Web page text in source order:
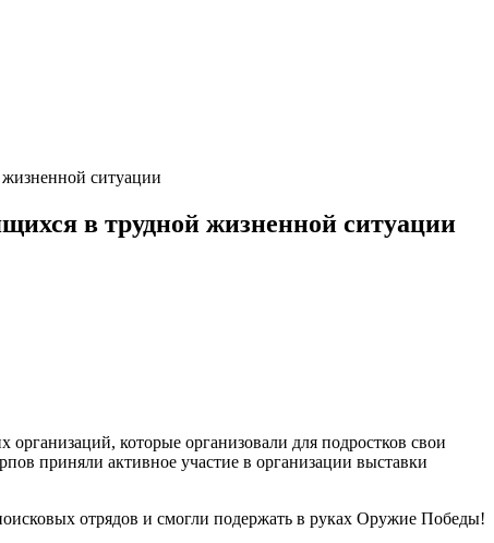
жизненной ситуации
в трудной жизненной ситуации
которые организовали для подростков свои
приняли активное участие в организации выставки
отрядов и смогли подержать в руках Оружие Победы!